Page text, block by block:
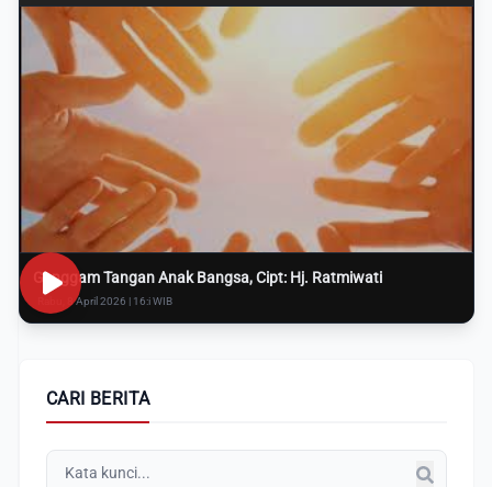
Genggam Tangan Anak Bangsa, Cipt: Hj. Ratmiwati
Rabu, 8 April 2026 | 16:i WIB
CARI BERITA